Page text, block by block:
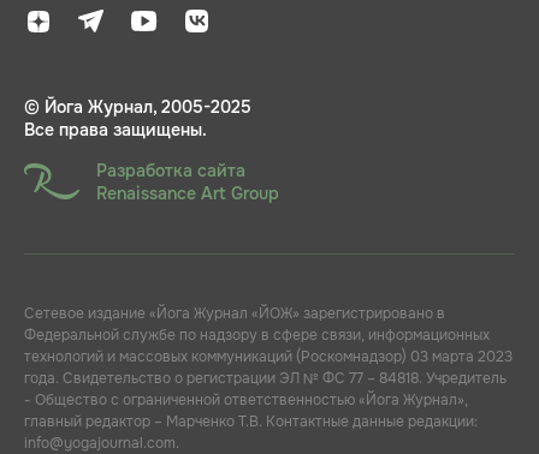
© Йога Журнал, 2005-2025
Все права защищены.
Разработка сайта
Renaissance Art Group
Сетевое издание «Йога Журнал «ЙОЖ» зарегистрировано в
Федеральной службе по надзору в сфере связи, информационных
технологий и массовых коммуникаций (Роскомнадзор) 03 марта 2023
года. Свидетельство о регистрации ЭЛ № ФС 77 – 84818. Учредитель
- Общество с ограниченной ответственностью «Йога Журнал»,
главный редактор – Марченко Т.В. Контактные данные редакции:
info@yogajournal.com.